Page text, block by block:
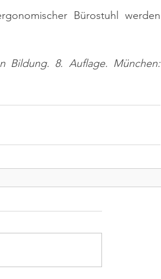
Bürostuhl werden
Bildung. 8. Auflage. München: